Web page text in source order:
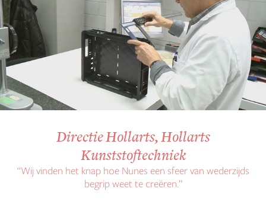
Directie Hollarts, Hollarts
Kunststoftechniek
“Wij vinden het knap hoe Nunes een sfeer van wederzijds
begrip weet te creëren.”